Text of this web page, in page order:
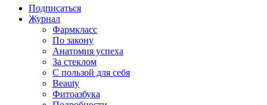
Подписаться
Журнал
Фармкласс
По закону
Анатомия успеха
За стеклом
С пользой для себя
Beauty
Фитоазбука